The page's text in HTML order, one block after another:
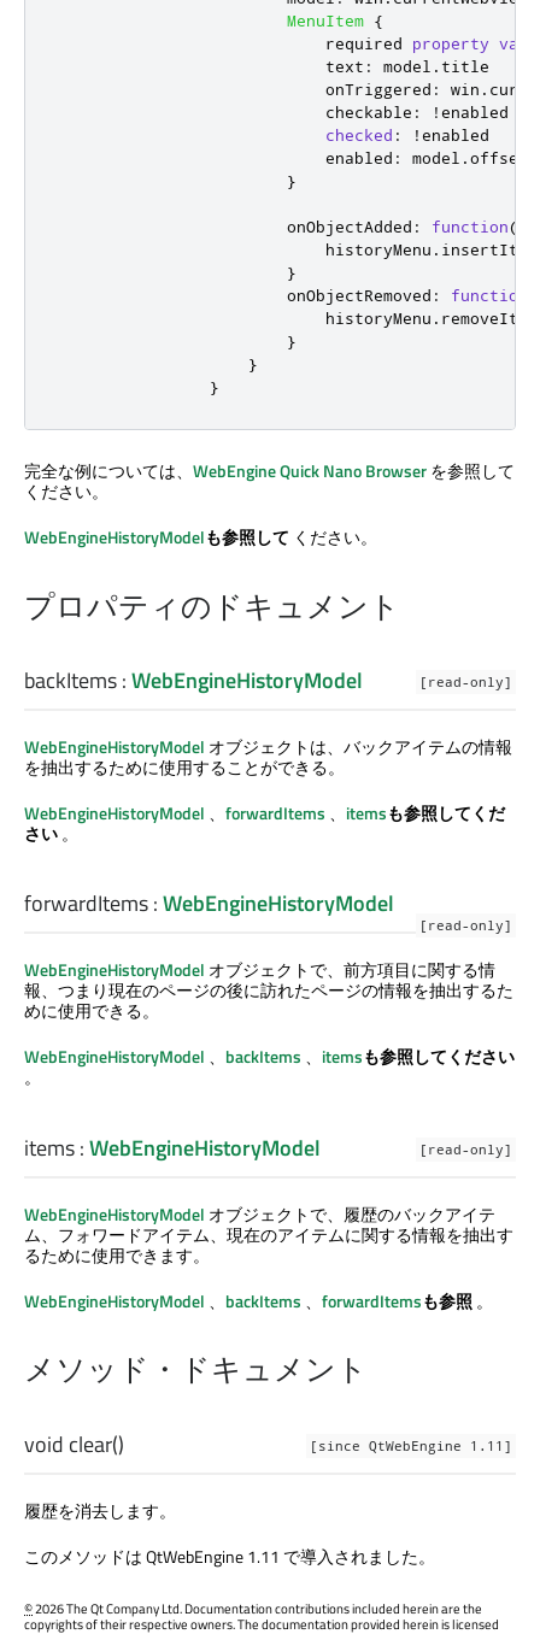
MenuItem {
                            required
property var
text : model . title
onTriggered : win .
checkable : !enabled
checked : !enabled
enabled : model .offset
}
onObjectAdded : function(
historyMenu . insertItem
}
onObjectRemoved : function
historyMenu . removeItem
}
}
}
完全な例については、 WebEngine Quick Nano Browserを参照して
ください。
WebEngineHistoryModelも参照して ください。
プロパティのドキュメント
backItems:WebEngineHistoryModel [read-only]
WebEngineHistoryModel オブジェクトは、バックアイテムの情報
を抽出するために使用することができる。
WebEngineHistoryModel 、 forwardItems 、 itemsも参照してくだ
さい。
forwardItems:WebEngineHistoryModel
[read-only]
WebEngineHistoryModel オブジェクトで、前方項目に関する情
報、つまり現在のページの後に訪れたページの情報を抽出するた
めに使用できる。
WebEngineHistoryModel 、 backItems 、 itemsも参照してください
。
items:WebEngineHistoryModel [read-only]
WebEngineHistoryModel オブジェクトで、履歴のバックアイテ
ム、フォワードアイテム、現在のアイテムに関する情報を抽出す
るために使用できます。
WebEngineHistoryModel 、 backItems 、 forwardItemsも参照 。
メソッド・ドキュメント
[since QtWebEngine 1.11]
void clear()
履歴を消去します。
このメソッドは QtWebEngine 1.11 で導入されました。
©2026 The Qt Company Ltd. Documentation contributions included herein are the
copyrights of their respective owners. The documentation provided herein is licensed